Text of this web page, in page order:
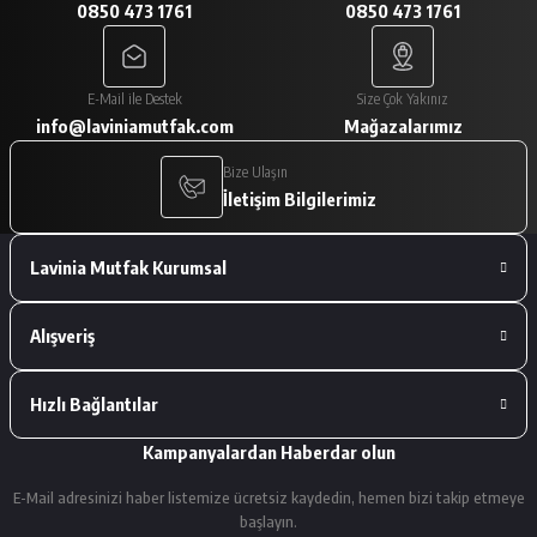
A... V... | 29/01/2026
Paketleme çok iyiydi. Ürünler tam
istediğimiz gibiydi.
A... V... | 29/01/2026
Deneyimini Paylaş
0850 473 1761 0850 473 1761
E-Mail ile Destek
info@laviniamutfak.com
Size Çok Yakınız
Mağazalarımız
Bize Ulaşın
İletişim Bilgilerimiz
Lavinia Mutfak Kurumsal
Alışveriş
Hızlı Bağlantılar
Kampanyalardan Haberdar olun
E-Mail adresinizi haber listemize ücretsiz kaydedin, hemen bizi takip etmeye
başlayın.